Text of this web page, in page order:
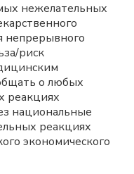
нежелательных
непрерывного
риск
о любых
реакциях
национальные
реакциях
экономического